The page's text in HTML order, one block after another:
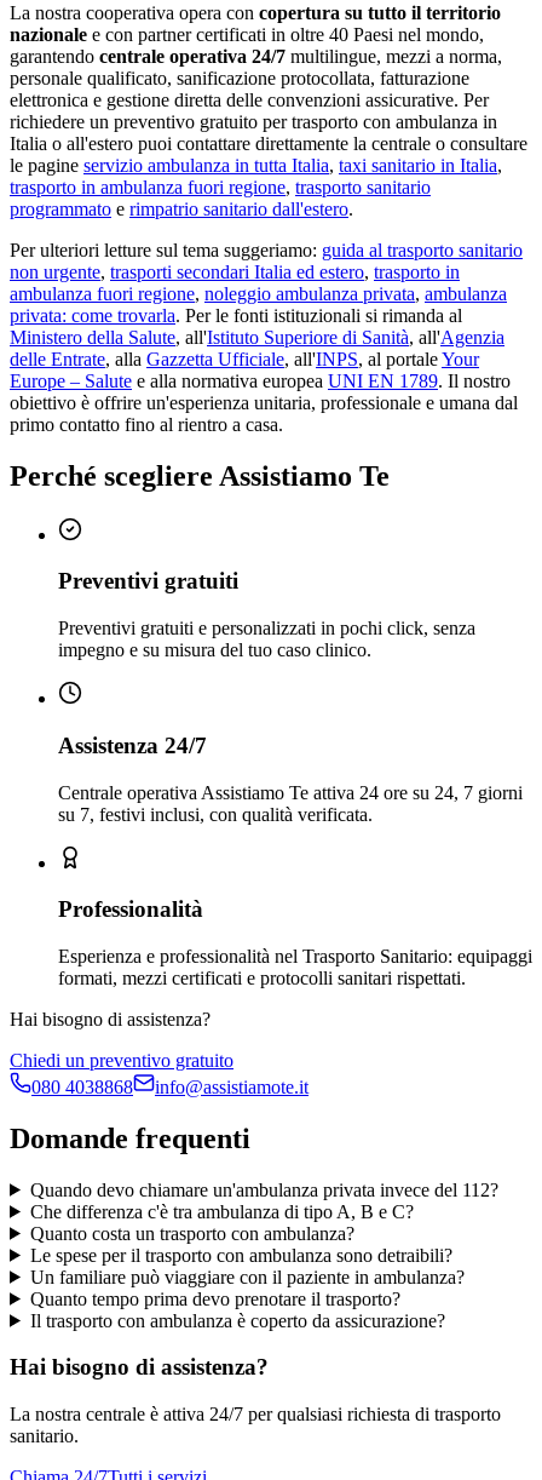
La nostra cooperativa opera con copertura su tutto il territorio
nazionale e con partner certificati in oltre 40 Paesi nel mondo,
garantendo centrale operativa 24/7 multilingue, mezzi a norma,
personale qualificato, sanificazione protocollata, fatturazione
elettronica e gestione diretta delle convenzioni assicurative. Per
richiedere un preventivo gratuito per trasporto con ambulanza in
Italia o all'estero puoi contattare direttamente la centrale o consultare
le pagine servizio ambulanza in tutta Italia, taxi sanitario in Italia,
trasporto in ambulanza fuori regione, trasporto sanitario
programmato e rimpatrio sanitario dall'estero.
Per ulteriori letture sul tema suggeriamo: guida al trasporto sanitario
non urgente, trasporti secondari Italia ed estero, trasporto in
ambulanza fuori regione, noleggio ambulanza privata, ambulanza
privata: come trovarla. Per le fonti istituzionali si rimanda al
Ministero della Salute, all'Istituto Superiore di Sanità, all'Agenzia
delle Entrate, alla Gazzetta Ufficiale, all'INPS, al portaleYour
Europe – Salute e alla normativa europea UNI EN 1789. Il nostro
obiettivo è offrire un'esperienza unitaria, professionale e umana dal
primo contatto fino al rientro a casa.
Perché scegliere Assistiamo Te
Preventivi gratuiti
Preventivi gratuiti e personalizzati in pochi click, senza
impegno e su misura del tuo caso clinico.
Assistenza 24/7
Centrale operativa Assistiamo Te attiva 24 ore su 24, 7 giorni
su 7, festivi inclusi, con qualità verificata.
Professionalità
Esperienza e professionalità nel Trasporto Sanitario: equipaggi
formati, mezzi certificati e protocolli sanitari rispettati.
Hai bisogno di assistenza?
Chiedi un preventivo gratuito
080 4038868
info@assistiamote.it
Domande frequenti
Quando devo chiamare un'ambulanza privata invece del 112?
Che differenza c'è tra ambulanza di tipo A, B e C?
Quanto costa un trasporto con ambulanza?
Le spese per il trasporto con ambulanza sono detraibili?
Un familiare può viaggiare con il paziente in ambulanza?
Quanto tempo prima devo prenotare il trasporto?
Il trasporto con ambulanza è coperto da assicurazione?
Hai bisogno di assistenza?
La nostra centrale è attiva 24/7 per qualsiasi richiesta di trasporto
sanitario.